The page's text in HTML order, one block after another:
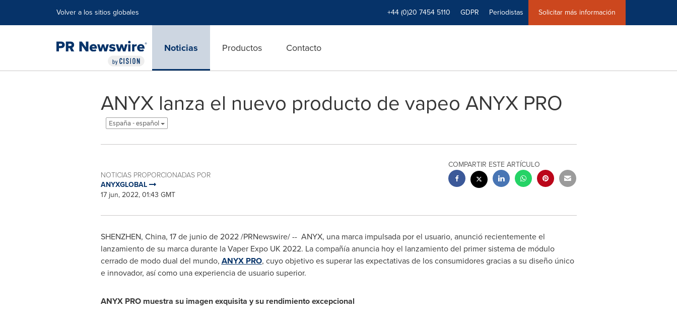
Volver a los sitios globales +44 (0)20 7454 5110 GDPR Periodistas Solicitar más información
Noticias Productos Contacto
ANYX lanza el nuevo producto de vapeo ANYX PRO
España - español
NOTICIAS PROPORCIONADAS POR
ANYXGLOBAL
17 jun, 2022, 01:43 GMT
COMPARTIR ESTE ARTÍCULO
SHENZHEN, China, 17 de junio de 2022/PRNewswire/ -- ANYX, una marca impulsada por el usuario, anunció recientemente el
lanzamiento de su marca durante la Vaper Expo UK 2022. La compañía anuncia hoy el lanzamiento del primer sistema de módulo
cerrado de modo dual del mundo, ANYX PRO, cuyo objetivo es superar las expectativas de los consumidores gracias a su diseño único
e innovador, así como una experiencia de usuario superior.
ANYX PRO muestra su imagen exquisita y su rendimiento excepcional